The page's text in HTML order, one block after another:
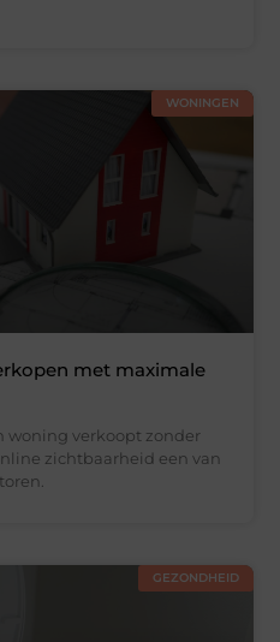
WONINGEN
met maximale
woning verkoopt zonder
zichtbaarheid een van
GEZONDHEID